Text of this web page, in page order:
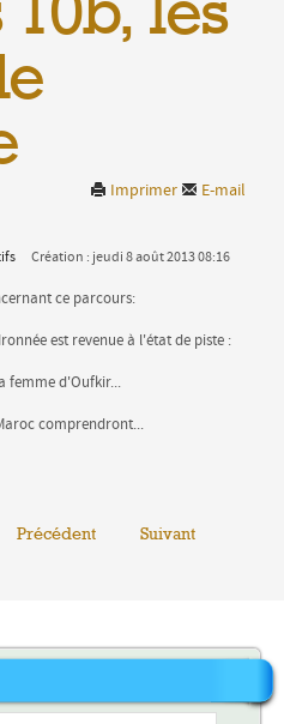
Imprimer E-mail
Création : jeudi 8 août 2013 08:16
ce parcours:
est revenue à l'état de piste :
femme d'Oufkir...
comprendront...
Précédent Suivant